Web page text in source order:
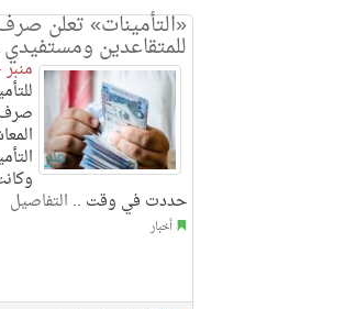
«التأمينات» تعلن
للمتقاعدين
صرف
حددت في وقت .. التفاصيل
أخبار